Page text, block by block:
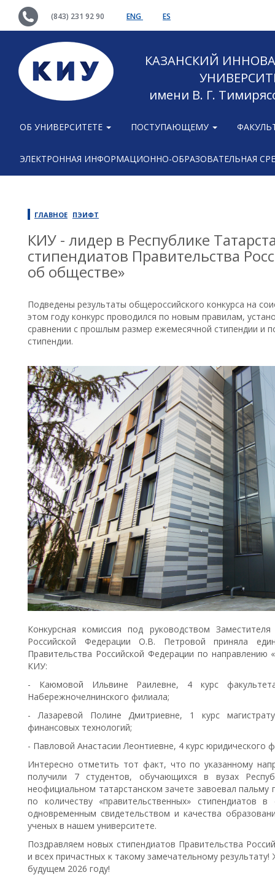
(843) 231 92 90 ENG ES
КАЗАНСКИЙ
имени В. Г.
ОБ УНИВЕРСИТЕТЕ ПОСТУПАЮЩЕМУ
ЭЛЕКТРОННАЯ ИНФОРМАЦИОННО-ОБРАЗОВАТЕЛЬНАЯ
ГЛАВНОЕ ПЭИФТ
КИУ - лидер в Республике
стипендиатов Правительства
об обществе»
Подведены результаты общероссийского конкурса на
этом году конкурс проводился по новым правилам,
сравнении с прошлым размер ежемесячной стипендии и
стипендии.
Конкурсная комиссия под руководством
Российской Федерации О.В. Петровой приняла
Правительства Российской Федерации по
КИУ:
- Каюмовой Ильвине Раилевне, 4 курс
Набережночелнинского филиала;
- Лазаревой Полине Дмитриевне, 1 курс
финансовых технологий;
- Павловой Анастасии Леонтиевне, 4 курс юридического
Интересно отметить тот факт, что по указанному
получили 7 студентов, обучающихся в вузах
неофициальном татарстанском зачете завоевал пальму
по количеству «правительственных» стипендиатов
одновременным свидетельством и качества
ученых в нашем университете.
Поздравляем новых стипендиатов Правительства
и всех причастных к такому замечательному
будущем 2026 году!